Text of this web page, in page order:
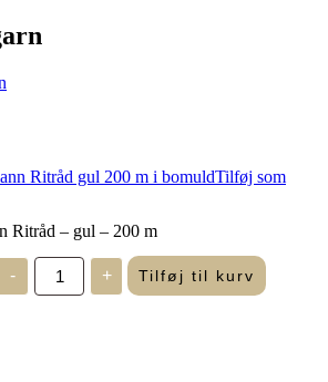
Tilføj som
Ritråd – gul – 200 m
-
Gütermann
Ritråd
-
+ Tilføj til kurv